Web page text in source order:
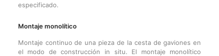
especificado.
Montaje monolítico
Montaje continuo de una pieza de la cesta de gaviones en
el modo de construcción in situ. El montaje monolítico